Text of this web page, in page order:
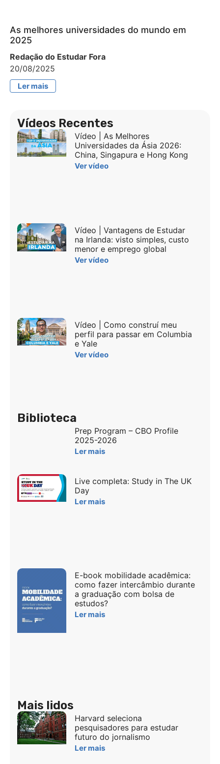
As melhores universidades do mundo em
2025
Redação do Estudar Fora
20/08/2025
Ler mais
Vídeos Recentes
Vídeo | As Melhores
Universidades da Ásia 2026:
China, Singapura e Hong Kong
Ver vídeo
Vídeo | Vantagens de Estudar
na Irlanda: visto simples, custo
menor e emprego global
Ver vídeo
Vídeo | Como construí meu
perfil para passar em Columbia
e Yale
Ver vídeo
Biblioteca
Prep Program – CBO Profile
2025-2026
Ler mais
Live completa: Study in The UK
Day
Ler mais
E-book mobilidade acadêmica:
como fazer intercâmbio durante
a graduação com bolsa de
estudos?
Ler mais
Mais lidos
Harvard seleciona
pesquisadores para estudar
futuro do jornalismo
Ler mais